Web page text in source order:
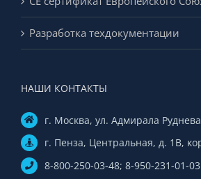
НАШИ КОНТАКТЫ
8-800-250-03-48; 8-950-231-01-03
info@kc-prof.ru